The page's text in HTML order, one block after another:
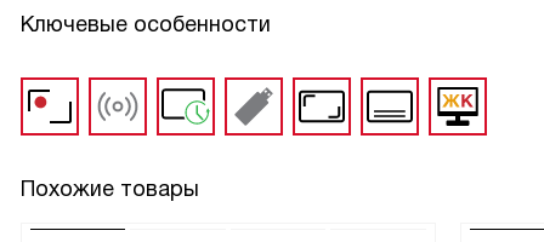
Ключевые особенности
Похожие товары